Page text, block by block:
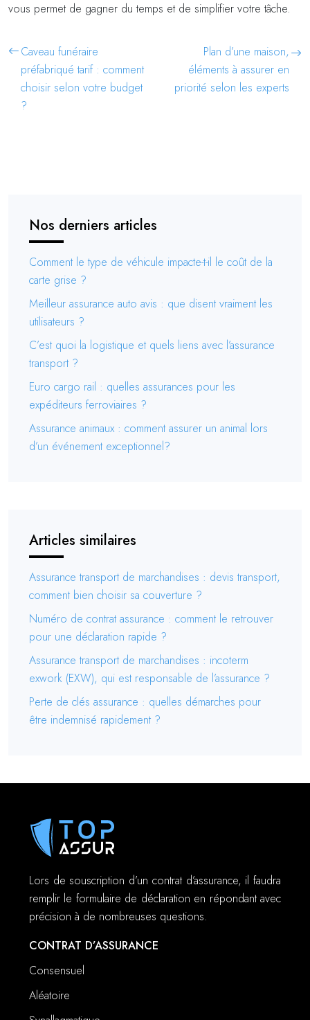
vous permet de gagner du temps et de simplifier votre tâche.
Caveau funéraire
préfabriqué tarif : comment
choisir selon votre budget
?
Plan d’une maison,
éléments à assurer en
priorité selon les experts
Nos derniers articles
Comment le type de véhicule impacte-t-il le coût de la
carte grise ?
Meilleur assurance auto avis : que disent vraiment les
utilisateurs ?
C’est quoi la logistique et quels liens avec l’assurance
transport ?
Euro cargo rail : quelles assurances pour les
expéditeurs ferroviaires ?
Assurance animaux : comment assurer un animal lors
d’un événement exceptionnel?
Articles similaires
Assurance transport de marchandises : devis transport,
comment bien choisir sa couverture ?
Numéro de contrat assurance : comment le retrouver
pour une déclaration rapide ?
Assurance transport de marchandises : incoterm
exwork (EXW), qui est responsable de l’assurance ?
Perte de clés assurance : quelles démarches pour
être indemnisé rapidement ?
Lors de souscription d’un contrat d’assurance, il faudra
remplir le formulaire de déclaration en répondant avec
précision à de nombreuses questions.
CONTRAT D’ASSURANCE
Consensuel
Aléatoire